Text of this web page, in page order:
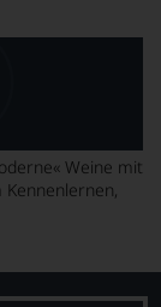
Weine mit